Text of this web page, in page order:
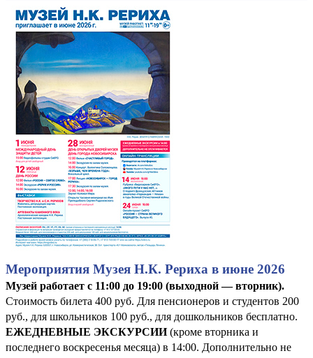
Мероприятия Музея Н.К. Рериха в июне 2026
Музей работает с 11:00 до 19:00 (выходной — вторник).
Стоимость билета 400 руб. Для пенсионеров и студентов 200
руб., для школьников 100 руб., для дошкольников бесплатно.
ЕЖЕДНЕВНЫЕ ЭКСКУРСИИ(кроме вторника и
последнего воскресенья месяца) в 14:00. Дополнительно не